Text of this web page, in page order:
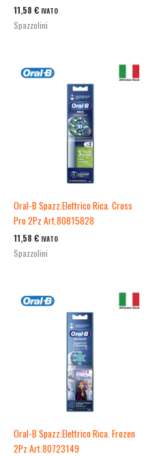
11,58 € IVATO
Spazzolini
Oral-B Spazz.Elettrico Rica. Cross
Pro 2Pz Art.80815828
11,58 € IVATO
Spazzolini
Oral-B Spazz.Elettrico Rica. Frozen
2Pz Art.80723149